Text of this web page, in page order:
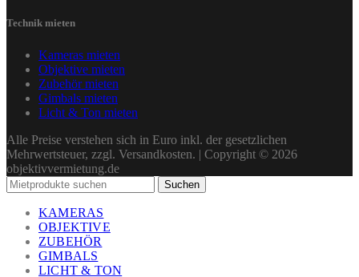
Technik mieten
Kameras mieten
Objektive mieten
Zubehör mieten
Gimbals mieten
Licht & Ton mieten
Alle Preise verstehen sich in Euro inkl. der gesetzlichen
Mehrwertsteuer, zzgl. Versandkosten. | Copyright © 2026
objektivvermietung.de
Suchen
KAMERAS
OBJEKTIVE
ZUBEHÖR
GIMBALS
LICHT & TON